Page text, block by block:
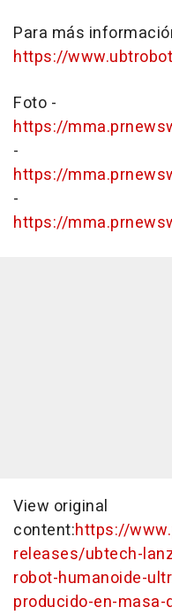
Para más
https://
Foto -
https://
-
https://
-
https://
View original
content:https://
releases/ubtech-
robot-humanoide-
producido-en-